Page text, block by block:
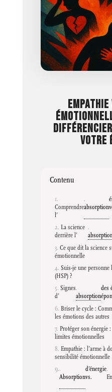
VOTRE
Contenu
Comprendre
l’
absorption
La science
derrière l’
Ce que dit la science
émotionnelle
Suis-je une personne
(HSP) ?
Signes
d’
absorption
des
Briser le cycle :
les émotions des autres
Protéger son énergie
limites émotionnelles
Empathie : l’arme à
sensibilité émotionnelle
Absorption
d’énergie
vs.